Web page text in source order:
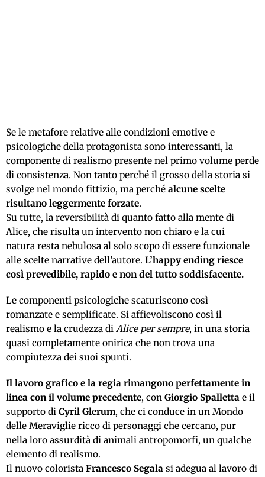
Se le metafore relative alle condizioni emotive e
psicologiche della protagonista sono interessanti, la
componente di realismo presente nel primo volume perde
di consistenza. Non tanto perché il grosso della storia si
svolge nel mondo fittizio, ma perché alcune scelte
risultano leggermente forzate.
Su tutte, la reversibilità di quanto fatto alla mente di
Alice, che risulta un intervento non chiaro e la cui
natura resta nebulosa al solo scopo di essere funzionale
alle scelte narrative dell’autore. L’happy ending riesce
così prevedibile, rapido e non del tutto soddisfacente.
Le componenti psicologiche scaturiscono così
romanzate e semplificate. Si affievoliscono così il
realismo e la crudezza di Alice per sempre, in una storia
quasi completamente onirica che non trova una
compiutezza dei suoi spunti.
Il lavoro grafico e la regia rimangono perfettamente in
linea con il volume precedente, con Giorgio Spalletta e il
supporto di Cyril Glerum, che ci conduce in un Mondo
delle Meraviglie ricco di personaggi che cercano, pur
nella loro assurdità di animali antropomorfi, un qualche
elemento di realismo.
Il nuovo colorista Francesco Segala si adegua al lavoro di